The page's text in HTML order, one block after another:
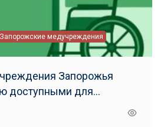
медучреждения
Запорожья
доступными для
населения